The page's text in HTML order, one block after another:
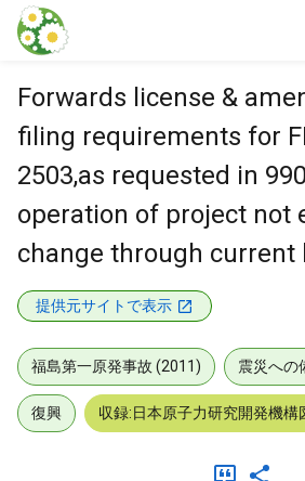
本文に飛ぶ
Forwards license &
filing requirements for
2503,as requested in
operation of project not
change through current
提供元サイトで表示
福島第一原発事故 (2011) 震災への
復興 収録:日本原子力研究開発機構